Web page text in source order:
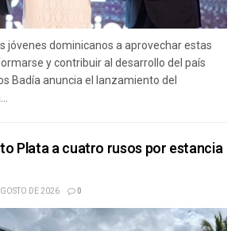
jóvenes dominicanos a aprovechar estas
y contribuir al desarrollo del país
Badía anuncia el lanzamiento del
Plata a cuatro rusos por estancia
DE 2026 0